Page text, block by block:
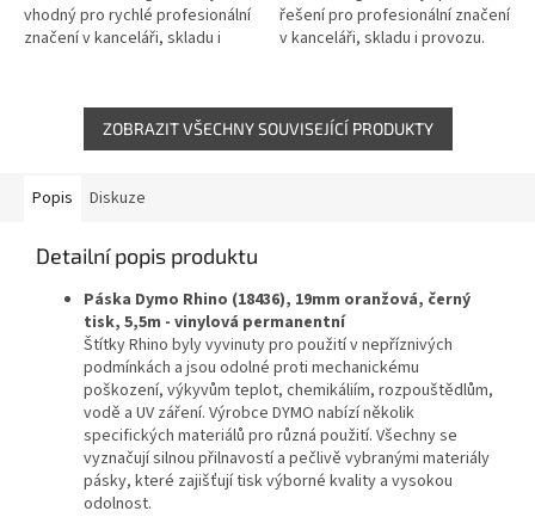
vhodný pro rychlé profesionální
značení v kanceláři, skladu i
připojení...
řešení pro profesionální značení
v kanceláři, skladu i provozu.
ZOBRAZIT VŠECHNY SOUVISEJÍCÍ PRODUKTY
Popis Diskuze
Detailní popis produktu
Páska Dymo Rhino (18436), 19mm oranžová, černý
tisk, 5,5m - vinylová permanentní
Štítky Rhino byly vyvinuty pro použití v nepříznivých
podmínkách a jsou odolné proti mechanickému
poškození, výkyvům teplot, chemikáliím, rozpouštědlům,
vodě a UV záření. Výrobce DYMO nabízí několik
specifických materiálů pro různá použití. Všechny se
vyznačují silnou přilnavostí a pečlivě vybranými materiály
pásky, které zajišťují tisk výborné kvality a vysokou
odolnost.